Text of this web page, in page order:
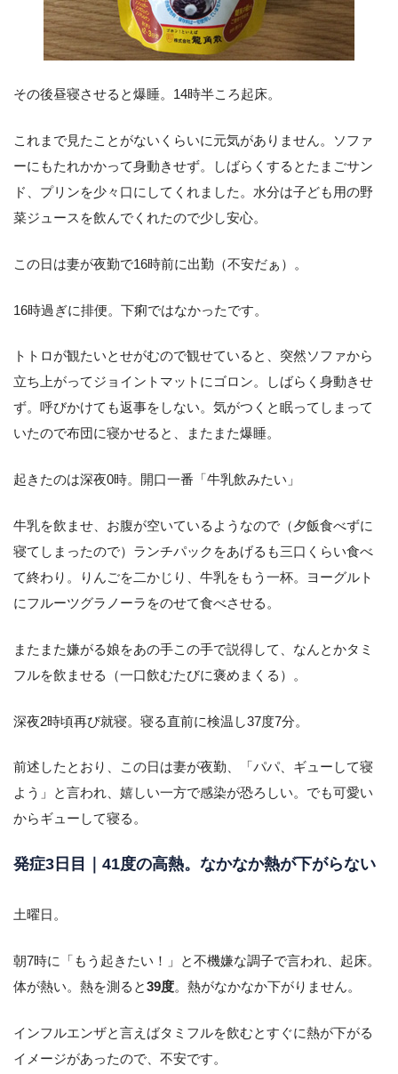
その後昼寝させると爆睡。14時半ころ起床。
これまで見たことがないくらいに元気がありません。ソファ
ーにもたれかかって身動きせず。しばらくするとたまごサン
ド、プリンを少々口にしてくれました。水分は子ども用の野
菜ジュースを飲んでくれたので少し安心。
この日は妻が夜勤で16時前に出勤（不安だぁ）。
16時過ぎに排便。下痢ではなかったです。
トトロが観たいとせがむので観せていると、突然ソファから
立ち上がってジョイントマットにゴロン。しばらく身動きせ
ず。呼びかけても返事をしない。気がつくと眠ってしまって
いたので布団に寝かせると、またまた爆睡。
起きたのは深夜0時。開口一番「牛乳飲みたい」
牛乳を飲ませ、お腹が空いているようなので（夕飯食べずに
寝てしまったので）ランチパックをあげるも三口くらい食べ
て終わり。りんごを二かじり、牛乳をもう一杯。ヨーグルト
にフルーツグラノーラをのせて食べさせる。
またまた嫌がる娘をあの手この手で説得して、なんとかタミ
フルを飲ませる（一口飲むたびに褒めまくる）。
深夜2時頃再び就寝。寝る直前に検温し37度7分。
前述したとおり、この日は妻が夜勤、「パパ、ギューして寝
よう」と言われ、嬉しい一方で感染が恐ろしい。でも可愛い
からギューして寝る。
発症3日目｜41度の高熱。なかなか熱が下がらない
土曜日。
朝7時に「もう起きたい！」と不機嫌な調子で言われ、起床。
体が熱い。熱を測ると39度。熱がなかなか下がりません。
インフルエンザと言えばタミフルを飲むとすぐに熱が下がる
イメージがあったので、不安です。